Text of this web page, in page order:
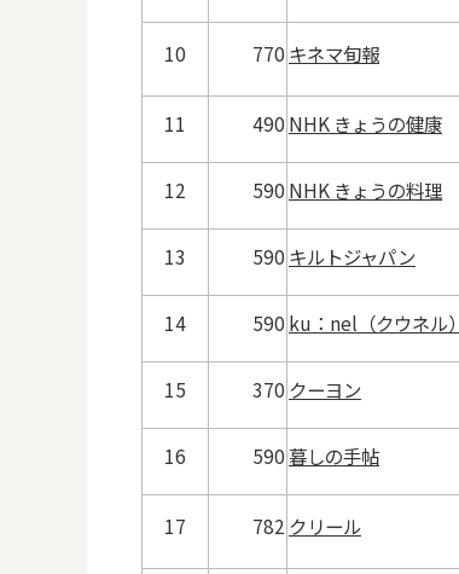
10 770 キネマ旬報
11 490 NHK きょうの健康
12 590 NHK きょうの料理
13 590 キルトジャパン
14 590 ku：nel（クウネル）
15 370 クーヨン
16 590暮しの手帖
17 782 クリール